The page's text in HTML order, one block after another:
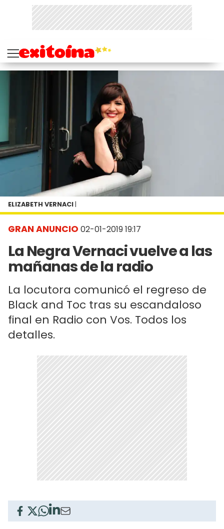
GRAN ANUNCIO 02-01-2019 19:17
La Negra Vernaci vuelve a las
mañanas de la radio
La locutora comunicó el regreso de
Black and Toc tras su escandaloso
final en Radio con Vos. Todos los
detalles.
ELIZABETH VERNACI |